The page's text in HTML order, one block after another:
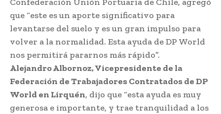
Confederación Unión Portuaria de Chile, agregó
que “este es un aporte significativo para
levantarse del suelo y es un gran impulso para
volver a la normalidad. Esta ayuda de DP World
nos permitirá pararnos más rápido”.
Alejandro Albornoz, Vicepresidente de la
Federación de Trabajadores Contratados de DP
World en Lirquén, dijo que “esta ayuda es muy
generosa e importante, y trae tranquilidad a los